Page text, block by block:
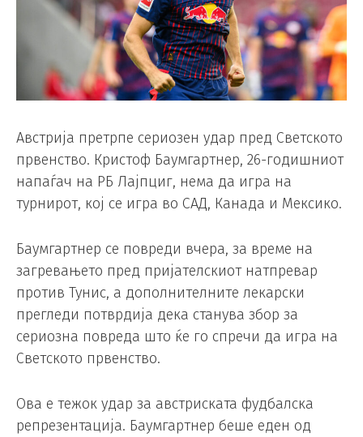
Австрија претрпе сериозен удар пред Светското
првенство. Кристоф Баумгартнер, 26-годишниот
напаѓач на РБ Лајпциг, нема да игра на
турнирот, кој се игра во САД, Канада и Мексико.
Баумгартнер се повреди вчера, за време на
загревањето пред пријателскиот натпревар
против Тунис, а дополнителните лекарски
прегледи потврдија дека станува збор за
сериозна повреда што ќе го спречи да игра на
Светското првенство.
Ова е тежок удар за австриската фудбалска
репрезентација. Баумгартнер беше еден од